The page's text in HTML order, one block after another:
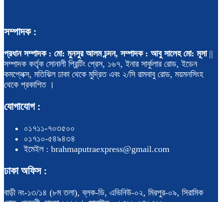
সম্পাদক :
প্রধান সম্পাদক : মো: মুনসুর আলম চন্দন, সম্পাদক : আবু সালেহ মো: মূসা||
সম্পাদক কর্তৃক সোনালী প্রিন্টিং প্রেস, ১৬৭, ইনার সার্কুলার রোড, ইডেন
কমপ্লেক্স, মতিঝিল ঢাকা থেকে মুদ্রিত এবং ২/সি রামবাবু রোড, ময়মনসিংহ
থেকে প্রকাশিত ।
যোগাযোগ :
০১৭১১-৭০৩৫০০
০১৭১০-৫৪৯৪৩৪
ইমেইল : brahmaputraexpress@gmail.com
ঢাকা অফিস :
বাড়ী নং-১৩/১৪ (৮ম তলা), ব্লক-ডি, এভিনিউ-০২, মিরপুর-০৯, সিরামিক